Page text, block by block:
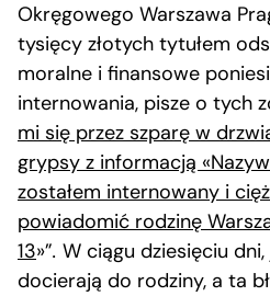
Okręgowego Warszawa
tysięcy złotych tytułem
moralne i finansowe
internowania, pisze o tych
mi się przez szparę w
grypsy z informacją
zostałem internowany i
powiadomić rodzinę
13»”. W ciągu dziesięciu dni,
docierają do rodziny, a ta